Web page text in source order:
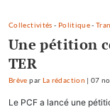
Collectivités - Politique-
Une pétition
TER
Brève par La rédaction |07
Le PCF a lancé une